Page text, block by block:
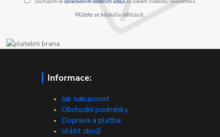
Můžete se kdykoliv odhlásit.
Informace:
Jak nakupovat
Obchodní podmínky
Doprava a platba
Vrátit zboží